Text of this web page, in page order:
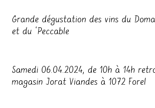
Grande dégustation des vins du
et du ‘Peccable
Samedi 06.04.2024, de 10h à 14h
magasin Jorat Viandes à 1072 Forel